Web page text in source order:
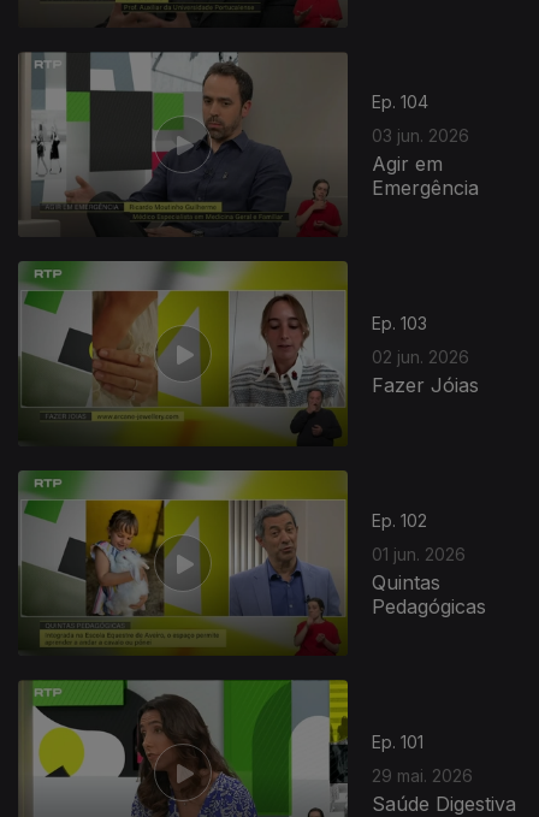
Ep. 104
03 jun. 2026
Agir em
Emergência
Ep. 103
02 jun. 2026
Fazer Jóias
Ep. 102
01 jun. 2026
Quintas
Pedagógicas
Ep. 101
29 mai. 2026
Saúde Digestiva